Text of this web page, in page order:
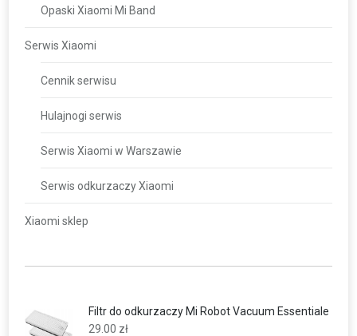
Opaski Xiaomi Mi Band
Serwis Xiaomi
Cennik serwisu
Hulajnogi serwis
Serwis Xiaomi w Warszawie
Serwis odkurzaczy Xiaomi
Xiaomi sklep
Filtr do odkurzaczy Mi Robot Vacuum Essentiale
29.00 zł